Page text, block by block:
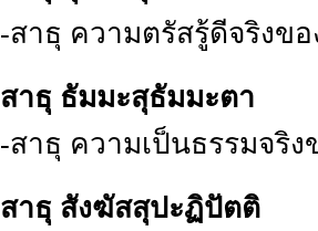
-สาธุ ความตรัสรู้ดีจริงขอ
สาธุ ธัมมะสุธัมมะตา
-สาธุ ความเป็นธรรมจริง
สาธุ สังฆัสสุปะฏิปัตติ